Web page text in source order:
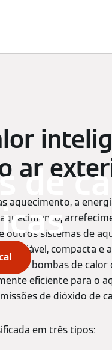
de
ar
aquecimento, a
outros sistemas de
Fiável, compacta e
de bombas de calor
eficiente para o
de dióxido de
em três tipos: